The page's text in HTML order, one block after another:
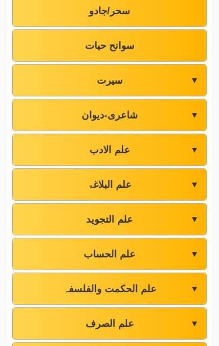
سحر/جادو
سوانح حیات
سیرت ▼
شاعری-دیوان ▼
علم الادب ▼
علم البلاغۃ ▼
علم التجوید ▼
علم الحساب ▼
علم الحکمت والفلسفہ ▼
علم الصرف ▼